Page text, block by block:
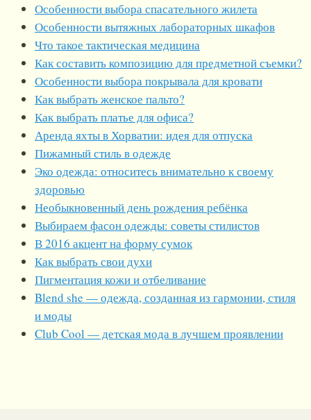
Особенности выбора спасательного жилета
Особенности вытяжных лабораторных шкафов
Что такое тактическая медицина
Как составить композицию для предметной съемки?
Особенности выбора покрывала для кровати
Как выбрать женское пальто?
Как выбрать платье для офиса?
Аренда яхты в Хорватии: идея для отпуска
Пижамный стиль в одежде
Эко одежда: относитесь внимательно к своему
здоровью
Необыкновенный день рождения ребёнка
Выбираем фасон одежды: советы стилистов
В 2016 акцент на форму сумок
Как выбрать свои духи
Пигментация кожи и отбеливание
Blend she — одежда, созданная из гармонии, стиля
и моды
Club Cool — детская мода в лучшем проявлении